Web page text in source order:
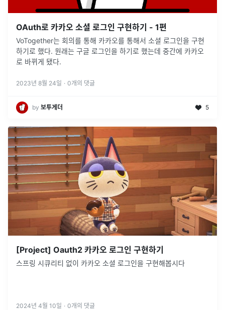
OAuth로 카카오 소셜 로그인 구현하기 - 1편
VoTogether는 회의를 통해 카카오를 통해서 소셜 로그인을 구현
하기로 했다. 원래는 구글 로그인을 하기로 했는데 중간에 카카오
로 바뀌게 됐다.
2023년 8월 24일 · 0개의 댓글
by 보투게더 5
[Project] Oauth2 카카오 로그인 구현하기
스프링 시큐리티 없이 카카오 소셜 로그인을 구현해봅시다
2024년 4월 10일 · 0개의 댓글